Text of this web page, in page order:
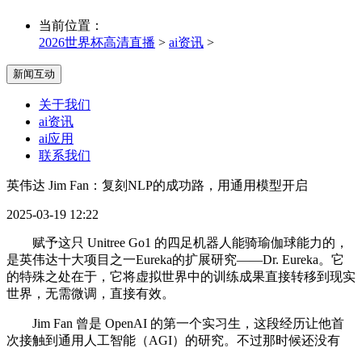
当前位置：
2026世界杯高清直播 > ai资讯 >
新闻互动
关于我们
ai资讯
ai应用
联系我们
英伟达 Jim Fan：复刻NLP的成功路，用通用模型开启
2025-03-19 12:22
赋予这只 Unitree Go1 的四足机器人能骑瑜伽球能力的，
是英伟达十大项目之一Eureka的扩展研究——Dr. Eureka。它
的特殊之处在于，它将虚拟世界中的训练成果直接转移到现实
世界，无需微调，直接有效。
Jim Fan 曾是 OpenAI 的第一个实习生，这段经历让他首
次接触到通用人工智能（AGI）的研究。不过那时候还没有